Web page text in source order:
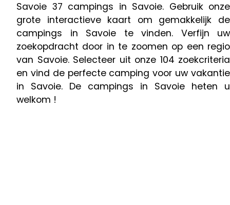
Savoie 37 campings in Savoie. Gebruik onze
grote interactieve kaart om gemakkelijk de
campings in Savoie te vinden. Verfijn uw
zoekopdracht door in te zoomen op een regio
van Savoie. Selecteer uit onze 104 zoekcriteria
en vind de perfecte camping voor uw vakantie
in Savoie. De campings in Savoie heten u
welkom !